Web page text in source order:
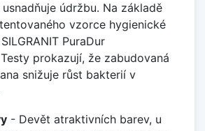
údržbu. Na základě
vzorce hygienické
PuraDur
prokazují, že zabudovaná
snižuje růst bakterií v
- Devět atraktivních barev, u